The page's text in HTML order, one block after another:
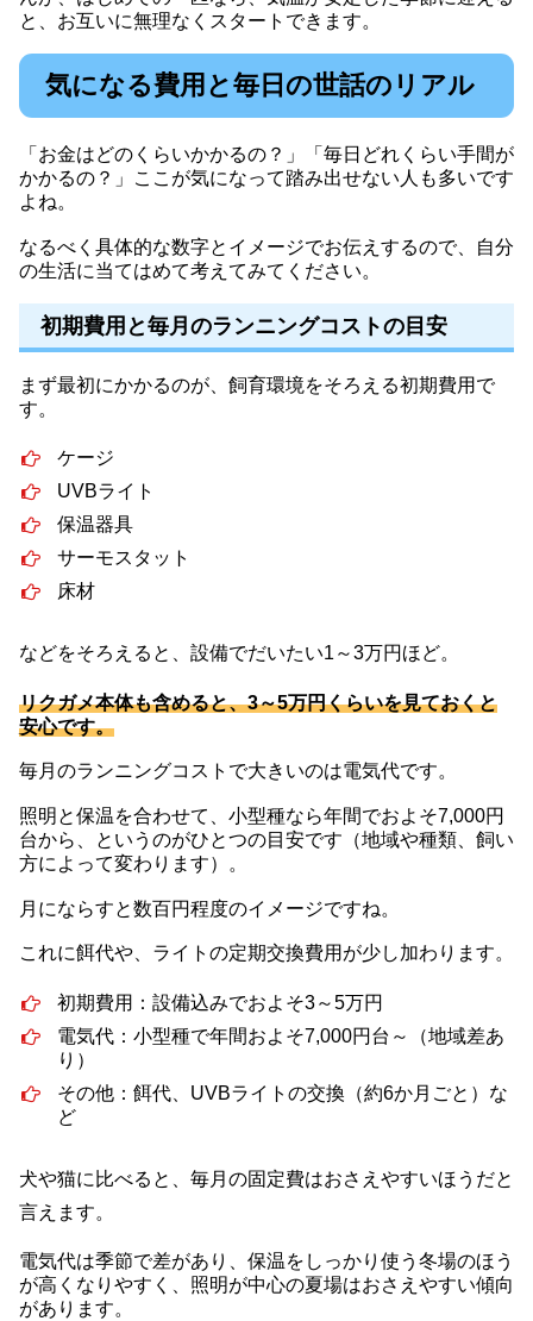
と、お互いに無理なくスタートできます。
気になる費用と毎日の世話のリアル
「お金はどのくらいかかるの？」「毎日どれくらい手間が
かかるの？」ここが気になって踏み出せない人も多いです
よね。
なるべく具体的な数字とイメージでお伝えするので、自分
の生活に当てはめて考えてみてください。
初期費用と毎月のランニングコストの目安
まず最初にかかるのが、飼育環境をそろえる初期費用で
す。
ケージ
UVBライト
保温器具
サーモスタット
床材
などをそろえると、設備でだいたい1～3万円ほど。
リクガメ本体も含めると、3～5万円くらいを見ておくと
安心です。
毎月のランニングコストで大きいのは電気代です。
照明と保温を合わせて、小型種なら年間でおよそ7,000円
台から、というのがひとつの目安です（地域や種類、飼い
方によって変わります）。
月にならすと数百円程度のイメージですね。
これに餌代や、ライトの定期交換費用が少し加わります。
初期費用：設備込みでおよそ3～5万円
電気代：小型種で年間およそ7,000円台～（地域差あ
り）
その他：餌代、UVBライトの交換（約6か月ごと）な
ど
犬や猫に比べると、毎月の固定費はおさえやすいほうだと
言えます。
電気代は季節で差があり、保温をしっかり使う冬場のほう
が高くなりやすく、照明が中心の夏場はおさえやすい傾向
があります。